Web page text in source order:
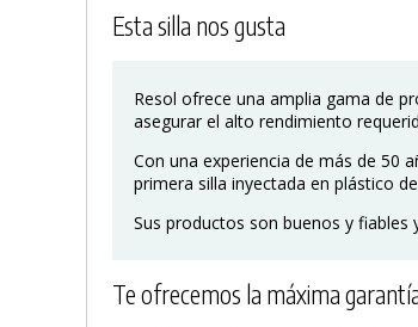
Esta silla nos gusta
Resol ofrece una amplia gama de
asegurar el alto rendimiento
Con una experiencia de más de 50
primera silla inyectada en plástico
Sus productos son buenos y fiables
Te ofrecemos la máxima